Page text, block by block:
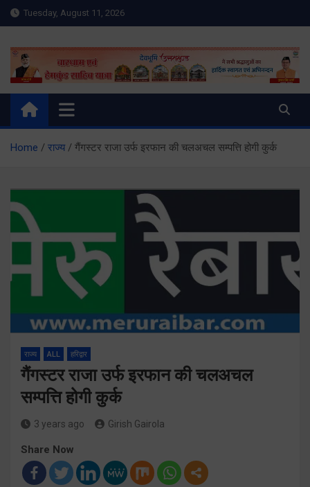
Skip
to
Tuesday, August 11, 2026
Meru Raibar | Uttarakhand
News | Uttarkashi News
meruraibar.com
Home राज्य गैंगस्टर राजा उर्फ इरफान की चलअचल सम्पत्ति होगी कुर्क
राज्य ALL हरिद्वार
गैंगस्टर राजा उर्फ इरफान की चलअचल
सम्पत्ति होगी कुर्क
3 years ago Girish Gairola
Share Now